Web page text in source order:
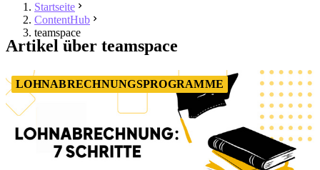
Startseite
ContentHub
teamspace
Artikel über teamspace
LOHNABRECHNUNGSPROGRAMME